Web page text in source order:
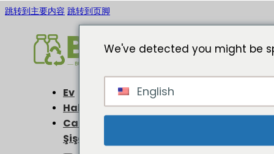
跳转到主要内容 跳转到页脚
Ev
Hakkında
Cam
Şişeler
We've detected you might be
English